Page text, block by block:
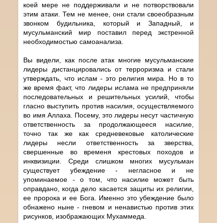
коей мере не поддерживали и не потворствовали
этим атаки. Тем не менее, они стали своеобразным
звонком будильника, который и Западный, и
мусульманский мир поставил перед экстренной
необходимостью самоанализа.
Вы видели, как после атак многие мусульманские
лидеры дистанцировались от терроризма и стали
утверждать, что ислам - это религия мира. Но в то
же время факт, что лидеры ислама не предприняли
последовательных и решительных усилий, чтобы
гласно выступить против насилия, осуществляемого
во имя Аллаха. Посему, это лидеры несут частичную
ответственность за продолжающееся насилие,
точно так же как средневековые католические
лидеры несли ответственность за зверства,
свершенные во временя крестовых походов и
инквизиции. Среди слишком многих мусульман
существует убеждение - негласное и не
упоминаемое - о том, что насилие может быть
оправдано, когда дело касается защиты их религии,
ее пророка и ее Бога. Именно это убеждение было
обнажено ныне - гневом и ненавистью против этих
рисунков, изображающих Мухаммеда.